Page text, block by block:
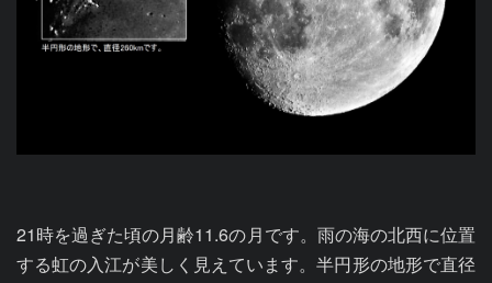
21時を過ぎた頃の月齢11.6の月です。雨の海の北西に位置
する虹の入江が美しく見えています。半円形の地形で直径